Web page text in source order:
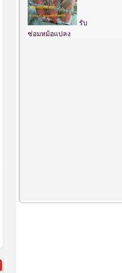
รับ
ซ่อมหม้อแปลง